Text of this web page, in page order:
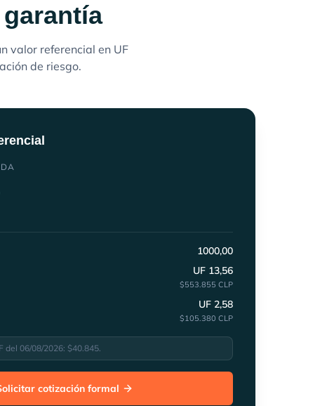
valor referencial en UF
de riesgo.
1000,00
UF 13,56
$553.855 CLP
UF 2,58
$105.380 CLP
del 06/08/2026: $40.845.
cotización formal